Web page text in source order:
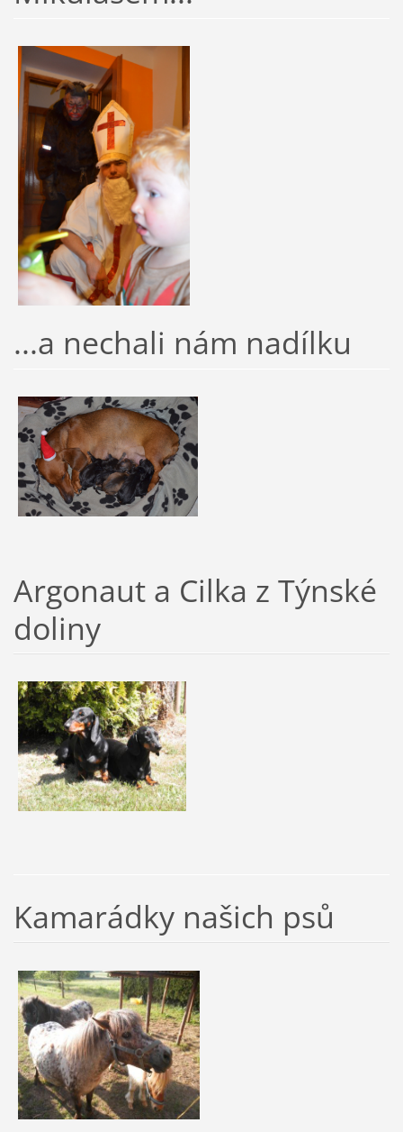
...a nechali nám nadílku
Argonaut a Cilka z Týnské
doliny
Kamarádky našich psů